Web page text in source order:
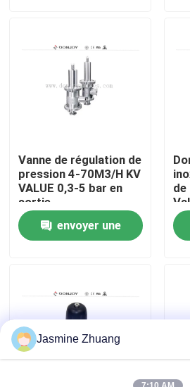
À propos de nous
Visite de l'usine
Contrôle de la qualité
Nouvelles
Demandez un devis
Soupape à diaphragme sanitaire
Vanne de régulation de
pression 4-70M3/H KV
VALUE 0,3-5 bar en
sortie
envoyer une
8
Jasmine Zhuang